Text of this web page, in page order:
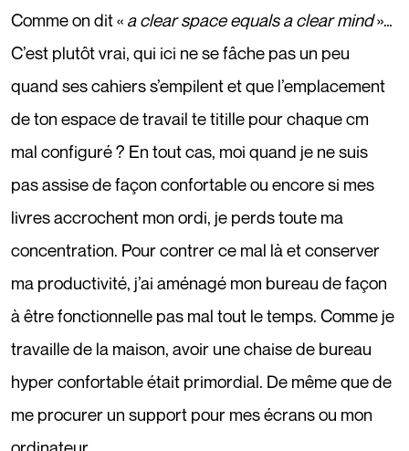
Comme on dit « a clear space equals a clear mind»…
C’est plutôt vrai, qui ici ne se fâche pas un peu
quand ses cahiers s’empilent et que l’emplacement
de ton espace de travail te titille pour chaque cm
mal configuré ? En tout cas, moi quand je ne suis
pas assise de façon confortable ou encore si mes
livres accrochent mon ordi, je perds toute ma
concentration. Pour contrer ce mal là et conserver
ma productivité, j’ai aménagé mon bureau de façon
à être fonctionnelle pas mal tout le temps. Comme je
travaille de la maison, avoir une chaise de bureau
hyper confortable était primordial. De même que de
me procurer un support pour mes écrans ou mon
ordinateur.